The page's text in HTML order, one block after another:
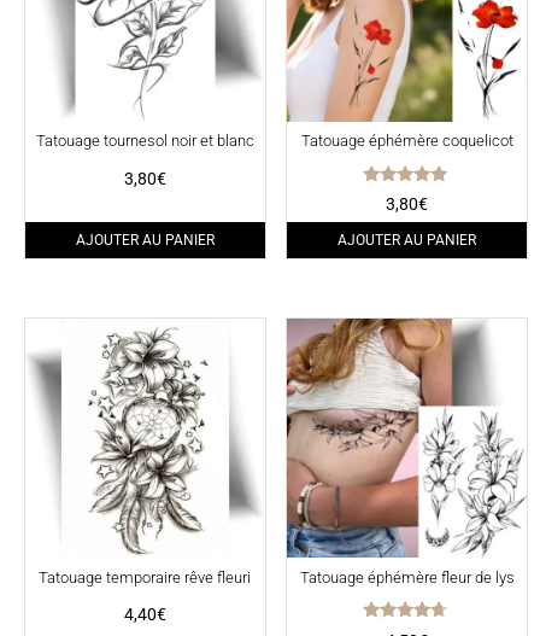
Tatouage tournesol noir et blanc
3,80€
AJOUTER AU PANIER
Tatouage éphémère coquelicot
Note
5.00
3,80€
AJOUTER AU PANIER
Tatouage temporaire rêve fleuri
4,40€
Tatouage éphémère fleur de lys